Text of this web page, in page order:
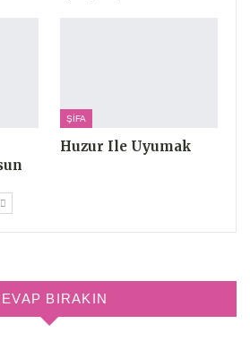
ŞIFA
Huzur Ile Uyumak
BIRAKIN